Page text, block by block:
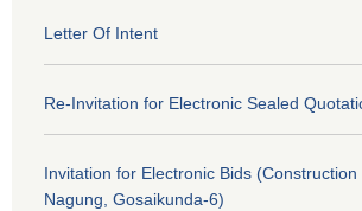
Letter Of Intent
Re-Invitation for Electronic Sealed
Invitation for Electronic Bids
Nagung, Gosaikunda-6)